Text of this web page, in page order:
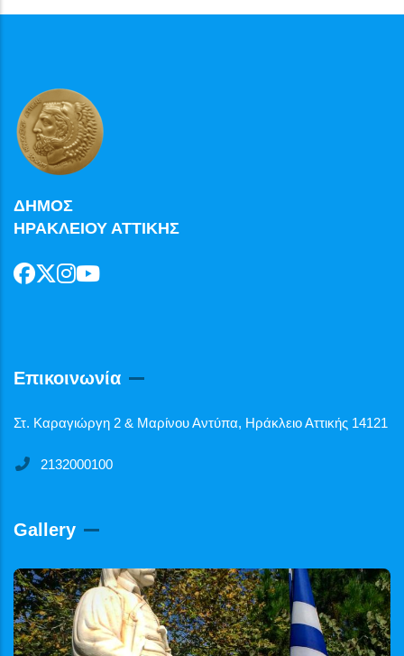
ΔΗΜΟΣ
ΗΡΑΚΛΕΙΟΥ ΑΤΤΙΚΗΣ
Επικοινωνία
Στ. Καραγιώργη 2 & Μαρίνου Αντύπα, Ηράκλειο Αττικής 14121
2132000100
Gallery